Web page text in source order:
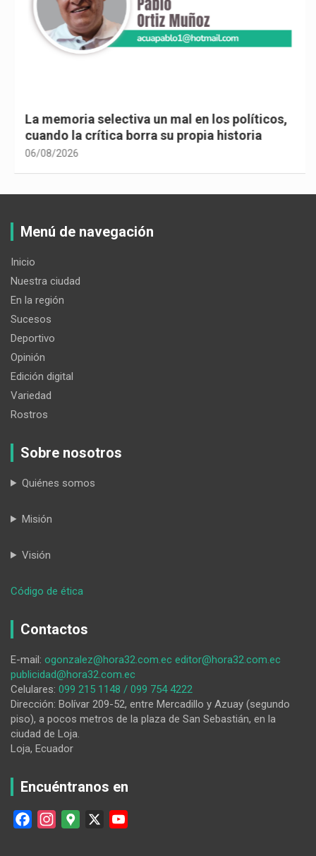
La memoria selectiva un mal en los políticos,
cuando la crítica borra su propia historia
06/08/2026
Menú de navegación
Inicio
Nuestra ciudad
En la región
Sucesos
Deportivo
Opinión
Edición digital
Variedad
Rostros
Sobre nosotros
Quiénes somos
Misión
Visión
Código de ética
del
Contactos
E-mail: ogonzalez@hora32.com.ec editor@hora32.com.ec
publicidad@hora32.com.ec
Celulares: 099 215 1148 / 099 754 4222
Dirección: Bolívar 209-52, entre Mercadillo y Azuay (segundo
piso), a pocos metros de la plaza de San Sebastián, en la
ciudad de Loja.
Loja, Ecuador
Encuéntranos en